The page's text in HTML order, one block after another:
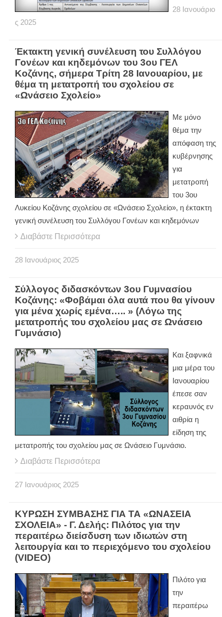
28 Ιανουάριο
ς 2025
Έκτακτη γενική συνέλευση του Συλλόγου
Γονέων και κηδεμόνων του 3ου ΓΕΛ
Κοζάνης, σήμερα Τρίτη 28 Ιανουαρίου, με
θέμα τη μετατροπή του σχολείου σε
«Ωνάσειο Σχολείο»
Με μόνο
θέμα την
απόφαση της
κυβέρνησης
για
μετατροπή
του 3ου
Λυκείου Κοζάνης σχολείου σε «Ωνάσειο Σχολείο», η έκτακτη
γενική συνέλευση του Συλλόγου Γονέων και κηδεμόνων
Διαβάστε Περισσότερα
28 Ιανουάριος 2025
Σύλλογος διδασκόντων 3ου Γυμνασίου
Κοζάνης: «Φοβάμαι όλα αυτά που θα γίνουν
για μένα χωρίς εμένα….. » (Λόγω της
μετατροπής του σχολείου μας σε Ωνάσειο
Γυμνάσιο)
Και ξαφνικά
μια μέρα του
Ιανουαρίου
έπεσε σαν
κεραυνός εν
αιθρία η
είδηση της
μετατροπής του σχολείου μας σε Ωνάσειο Γυμνάσιο.
Διαβάστε Περισσότερα
27 Ιανουάριος 2025
ΚΥΡΩΣΗ ΣΥΜΒΑΣΗΣ ΓΙΑ ΤΑ «ΩΝΑΣΕΙΑ
ΣΧΟΛΕΙΑ» - Γ. Δελής: Πιλότος για την
περαιτέρω διείσδυση των ιδιωτών στη
λειτουργία και το περιεχόμενο του σχολείου
(VIDEO)
Πιλότο για
την
περαιτέρω